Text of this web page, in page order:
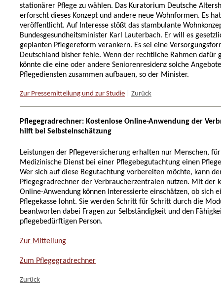
stationärer Pflege zu wählen. Das Kuratorium Deutsche
erforscht dieses Konzept und andere neue Wohnformen. Es
veröffentlicht. Auf Interesse stößt das stambulante
Bundesgesundheitsminister Karl Lauterbach. Er will es
geplanten Pflegereform verankern. Es sei eine
Deutschland bisher fehle. Wenn der rechtliche Rahmen dafür
könnte die eine oder andere Seniorenresidenz solche
Pflegediensten zusammen aufbauen, so der Minister.
Zur Pressemitteilung und zur Studie Zurück
Pflegegradrechner: Kostenlose Online-Anwendung der
hilft bei Selbsteinschätzung
Leistungen der Pflegeversicherung erhalten nur Menschen,
Medizinische Dienst bei einer Pflegebegutachtung einen
Wer sich auf diese Begutachtung vorbereiten möchte, kann
Pflegegradrechner der Verbraucherzentralen nutzen. Mit der
Online-Anwendung können Interessierte einschätzen, ob sich
Pflegekasse lohnt. Sie werden Schritt für Schritt durch die
beantworten dabei Fragen zur Selbständigkeit und den
pflegebedürftigen Person.
Zur Mitteilung
Zum Pflegegradrechner
Zurück